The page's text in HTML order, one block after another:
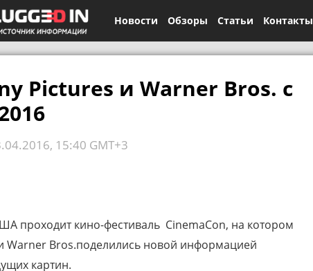
Новости Обзоры Статьи Контакты
Pictures и Warner Bros. с
15:40 GMT+3
проходит кино-фестиваль CinemaCon, на котором
Warner Bros.поделились новой информацией
картин.